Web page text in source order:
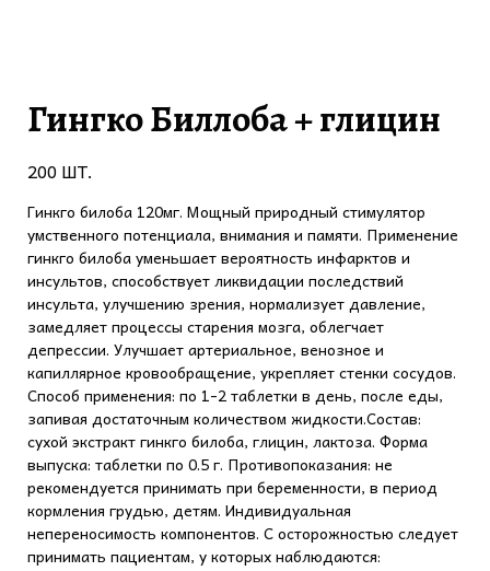
Гингко Биллоба + глицин
200 ШТ.
Гинкго билоба 120мг. Мощный природный стимулятор
умственного потенциала, внимания и памяти. Применение
гинкго билоба уменьшает вероятность инфарктов и
инсультов, способствует ликвидации последствий
инсульта, улучшению зрения, нормализует давление,
замедляет процессы старения мозга, облегчает
депрессии. Улучшает артериальное, венозное и
капиллярное кровообращение, укрепляет стенки сосудов.
Способ применения: по 1-2 таблетки в день, после еды,
запивая достаточным количеством жидкости.Состав:
сухой экстракт гинкго билоба, глицин, лактоза. Форма
выпуска: таблетки по 0.5 г. Противопоказания: не
рекомендуется принимать при беременности, в период
кормления грудью, детям. Индивидуальная
непереносимость компонентов. С осторожностью следует
принимать пациентам, у которых наблюдаются: